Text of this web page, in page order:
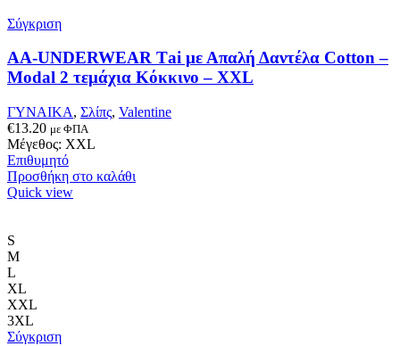
έχει
παραλλαγές.
Οι
επιλογές
μπορούν
να
επιλεγούν
στη
σελίδα
του
προϊόντος
Σύγκριση
AA-UNDERWEAR Τai με Απαλή Δαντέλα Cotton –
Modal 2 τεμάχια Κόκκινο – XXL
ΓΥΝΑΙΚΑ, Σλίπς, Valentine
€13.20 με ΦΠΑ
Μέγεθος: XXL
Επιθυμητό
Προσθήκη στο καλάθι
Quick view
S
M
L
XL
XXL
3XL
Σύγκριση